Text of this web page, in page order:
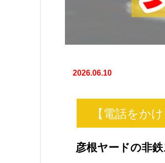
2026.06.10
【電話をかけ
彦根ヤードの非鉄